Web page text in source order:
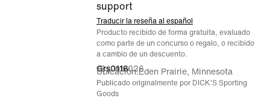
support
Traducir la reseña al español
Producto recibido de forma gratuita, evaluado
como parte de un concurso o regalo, o recibido
a cambio de un descuento.
Grs0116
16 jun 2026
Ubicación Eden Prairie, Minnesota
Publicado originalmente por DICK'S Sporting
Goods